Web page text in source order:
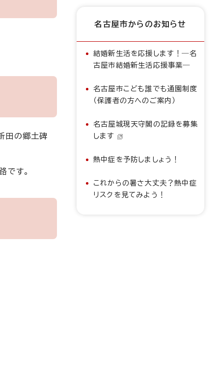
の郷土碑
です。
名古屋市からのお知らせ
結婚新生活を応援します！―名
古屋市結婚新生活応援事業―
名古屋市こども誰でも通園制度
（保護者の方へのご案内）
名古屋城現天守閣の記録を募集
します
熱中症を予防しましょう！
これからの暑さ大丈夫？熱中症
リスクを見てみよう！